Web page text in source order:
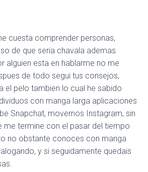
cuesta comprender personas,
de que seri­a chavala ademas
alguien esta en hablarme no me
de todo segui tus consejos,
el pelo tambien lo cual he sabido
con manga larga aplicaciones
Snapchat, movernos Instagram, sin
me termine con el pasar del tiempo
no obstante conoces con manga
y si seguidamente quedais